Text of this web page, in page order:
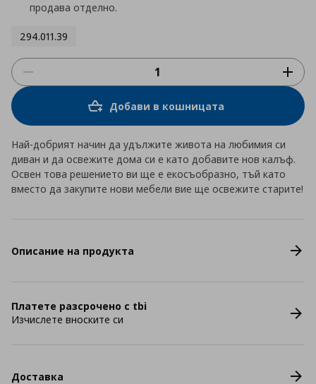
продава отделно.
294.011.39
Добави в кошницата
Най-добрият начин да удължите живота на любимия си
диван и да освежите дома си е като добавите нов калъф.
Освен това решението ви ще е екосъобразно, тъй като
вместо да закупите нови мебели вие ще освежите старите!
Описание на продукта
Платете разсрочено с tbi
Изчислете вноските си
Доставка